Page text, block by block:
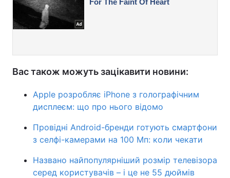
Вас також можуть зацікавити новини:
Apple розробляє iPhone з голографічним
дисплеєм: що про нього відомо
Провідні Android-бренди готують смартфони
з селфі-камерами на 100 Мп: коли чекати
Названо найпопулярніший розмір телевізора
серед користувачів – і це не 55 дюймів